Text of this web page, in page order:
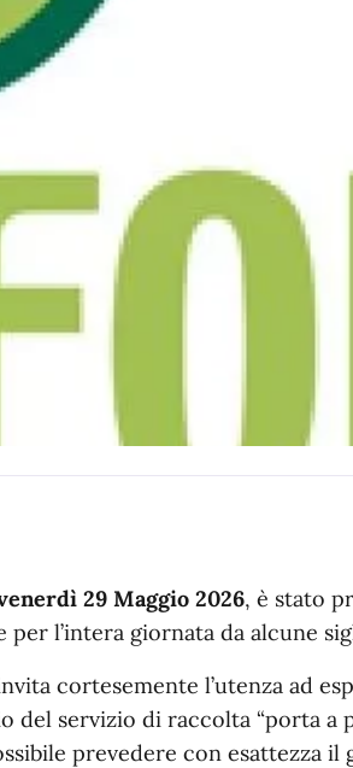
29 Maggio 2026, è stato
l’intera giornata da alcune
cortesemente l’utenza ad
del servizio di raccolta “porta a
prevedere con esattezza il